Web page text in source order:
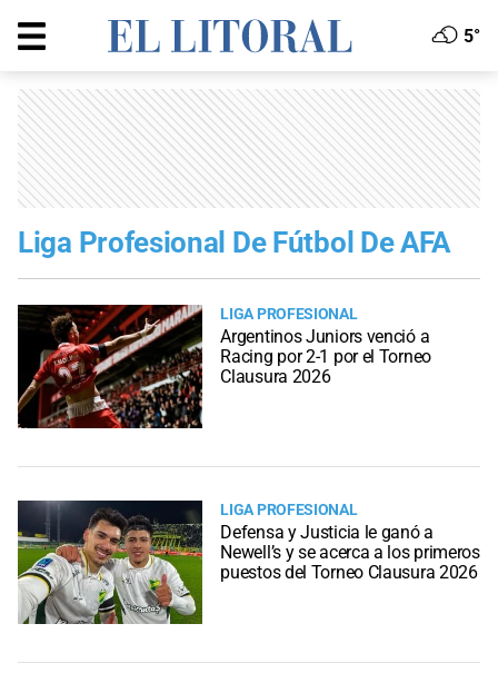
5°
Liga Profesional De Fútbol De AFA
LIGA PROFESIONAL
Argentinos Juniors venció a
Racing por 2-1 por el Torneo
Clausura 2026
LIGA PROFESIONAL
Defensa y Justicia le ganó a
Newell’s y se acerca a los primeros
puestos del Torneo Clausura 2026